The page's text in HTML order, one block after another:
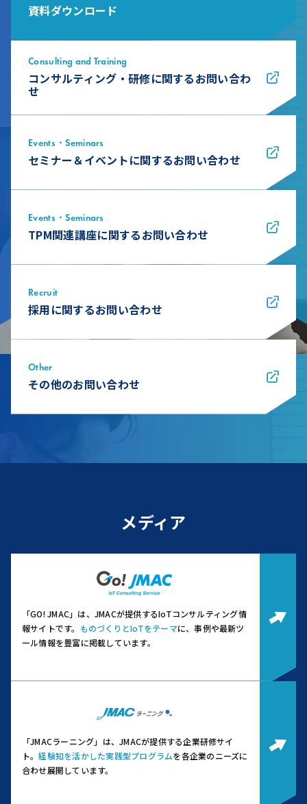
資料ダウンロード
Consulting and Training
コンサルティング・研修に関するお問い合わ
せ
Events・Seminars
セミナー＆イベントに関するお問い合わせ
Events・Seminars
TPM関連講座に関するお問い合わせ
Recruit
採用に関するお問い合わせ
Other
その他のお問い合わせ
メディア
「GO! JMAC」は、JMACが提供するIoTコンサルティング情
報サイトです。 ものづくりとIoTをテーマに、事例や最新ツ
ール情報を豊富に掲載しています。
「JMACラーニング」は、JMACが提供する企業研修サイ
ト。経験知を活かした実践型プログラムを各企業のニーズに
合わせ展開しています。